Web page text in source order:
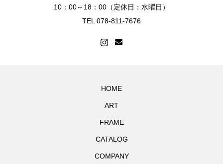
10：00～18：00（定休日：水曜日）
TEL 078-811-7676
HOME
ART
FRAME
CATALOG
COMPANY